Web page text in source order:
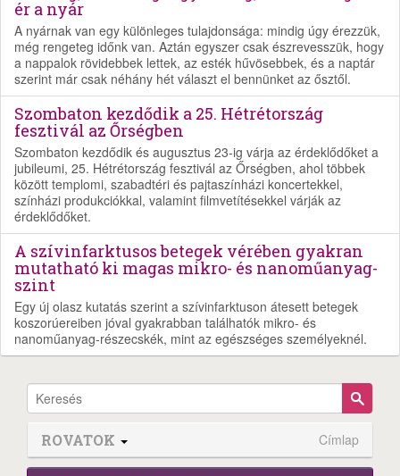
ér a nyár
A nyárnak van egy különleges tulajdonsága: mindig úgy érezzük,
még rengeteg időnk van. Aztán egyszer csak észrevesszük, hogy
a nappalok rövidebbek lettek, az esték hűvösebbek, és a naptár
szerint már csak néhány hét választ el bennünket az ősztől.
Szombaton kezdődik a 25. Hétrétország
fesztivál az Őrségben
Szombaton kezdődik és augusztus 23-ig várja az érdeklődőket a
jubileumi, 25. Hétrétország fesztivál az Őrségben, ahol többek
között templomi, szabadtéri és pajtaszínházi koncertekkel,
színházi produkciókkal, valamint filmvetítésekkel várják az
érdeklődőket.
A szívinfarktusos betegek vérében gyakran
mutatható ki magas mikro- és nanoműanyag-
szint
Egy új olasz kutatás szerint a szívinfarktuson átesett betegek
koszorúereiben jóval gyakrabban találhatók mikro- és
nanoműanyag-részecskék, mint az egészséges személyeknél.
ROVATOK Címlap